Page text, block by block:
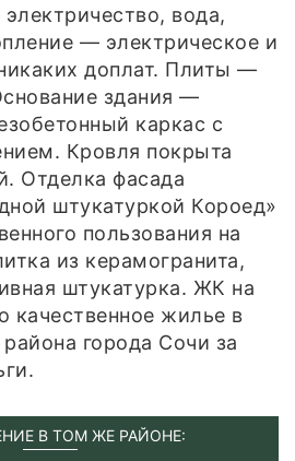
вода,
— электрическое и
доплат. Плиты —
здания —
каркас с
Кровля покрыта
Отделка фасада
штукатуркой Короед»
пользования на
из керамогранита,
штукатурка. ЖК на
качественное жилье в
города Сочи за
В ТОМ ЖЕ РАЙОНЕ: